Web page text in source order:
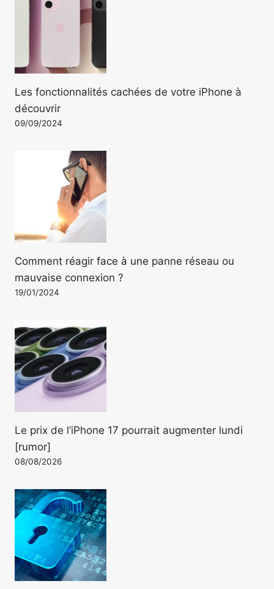
Les fonctionnalités cachées de votre iPhone à
découvrir
09/09/2024
Comment réagir face à une panne réseau ou
mauvaise connexion ?
19/01/2024
Le prix de l’iPhone 17 pourrait augmenter lundi
[rumor]
08/08/2026